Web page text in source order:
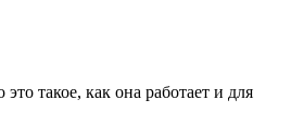
такое, как она работает и для